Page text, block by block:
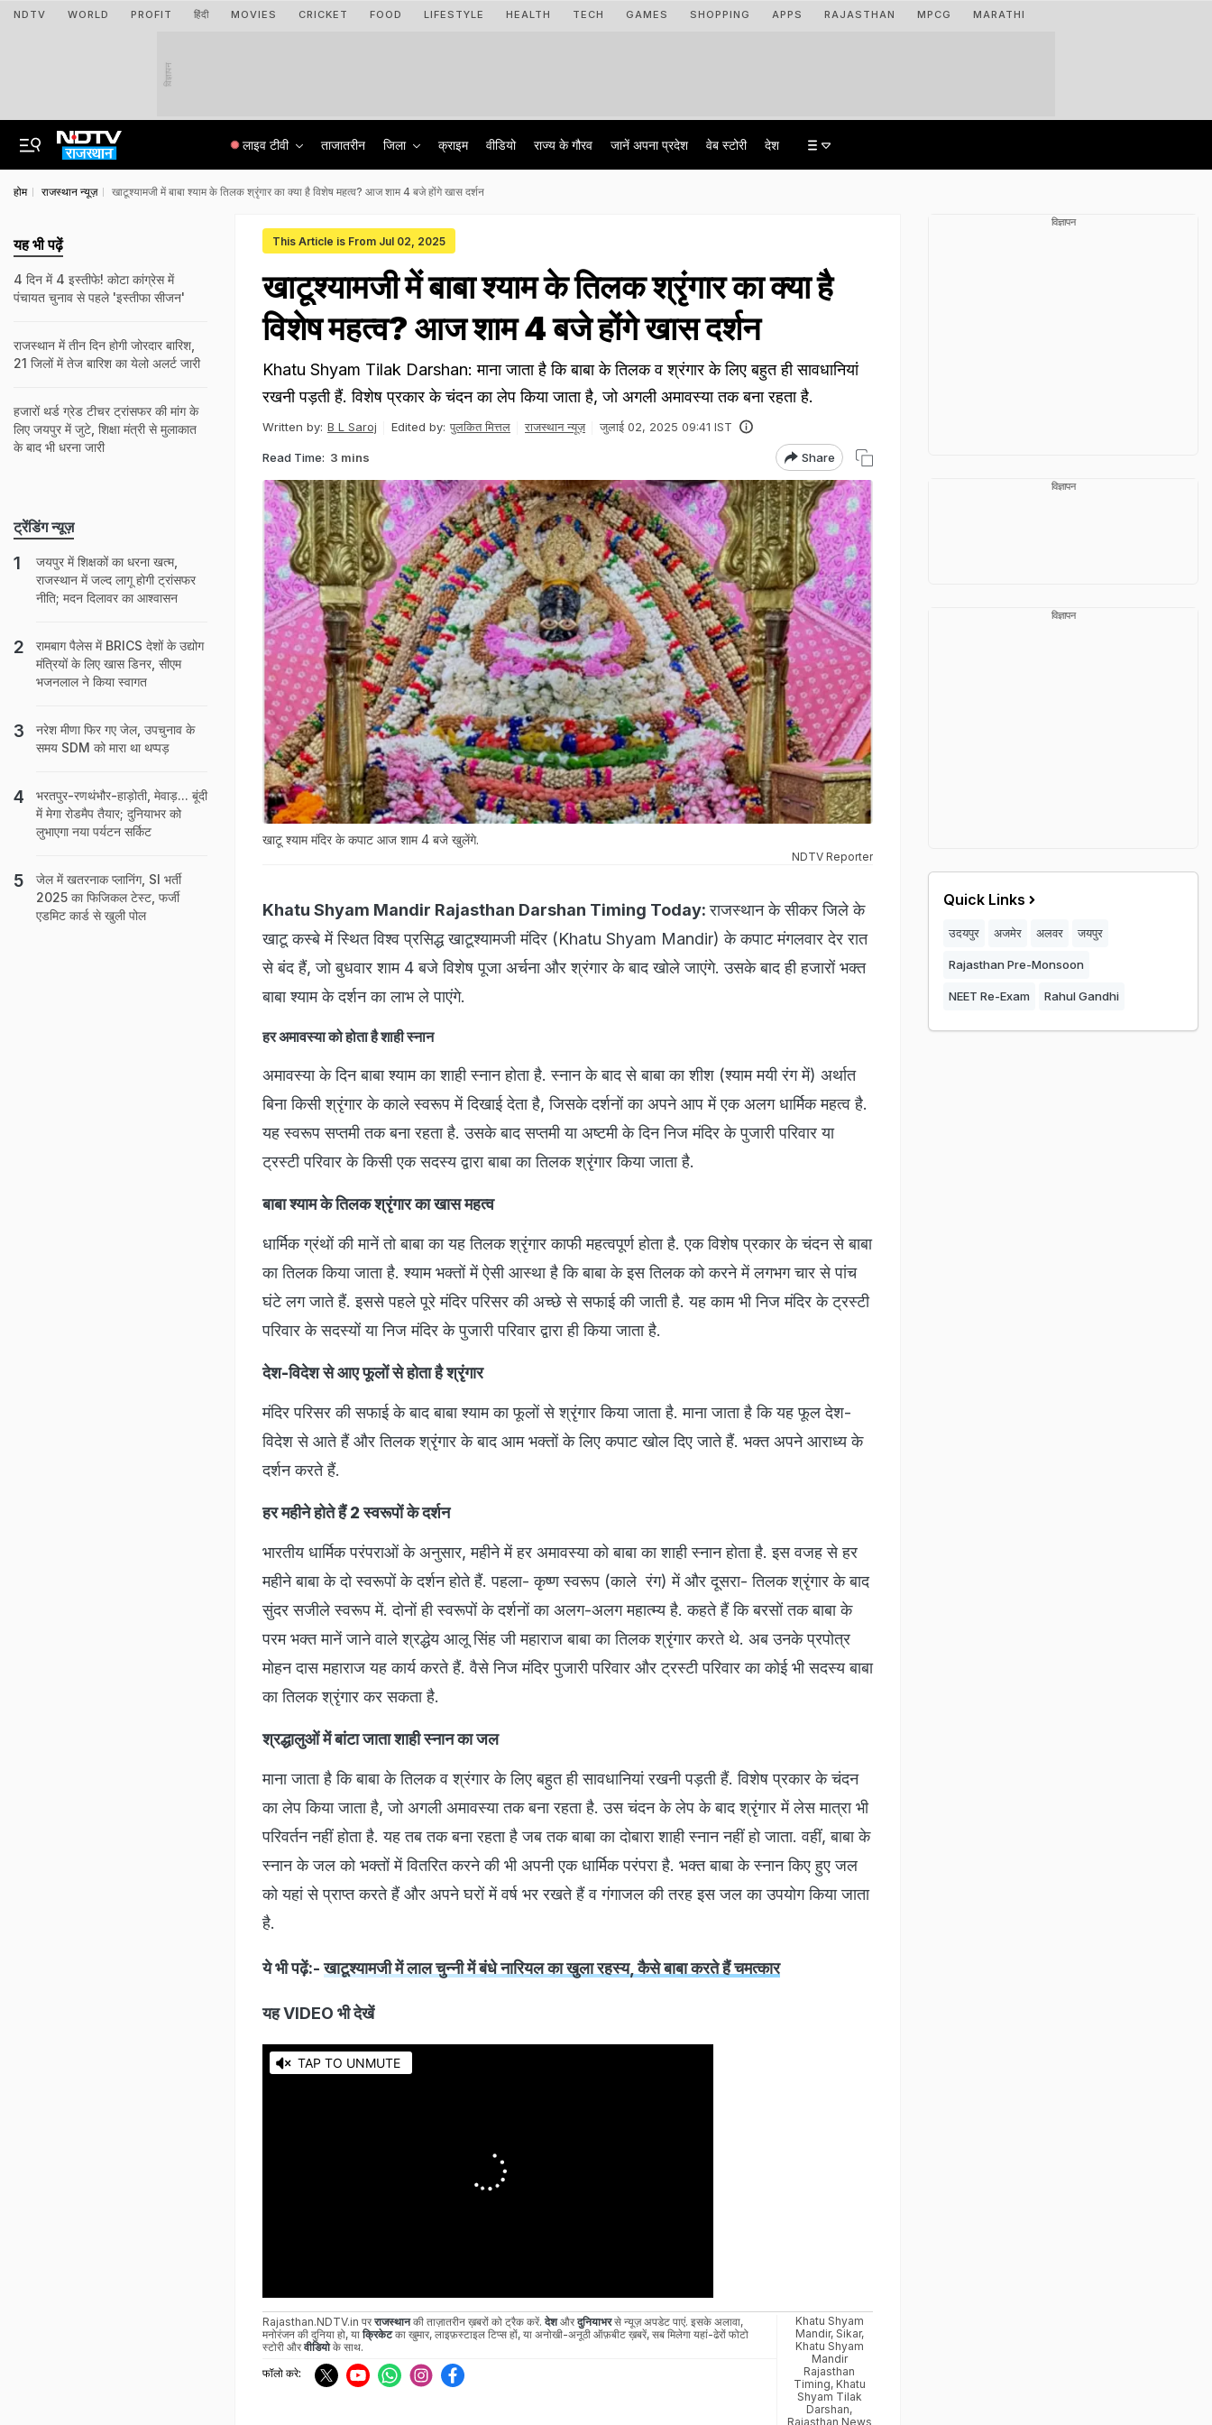
NDTV WORLD PROFIT हिंदी MOVIES CRICKET FOOD LIFESTYLE HEALTH TECH GAMES SHOPPING APPS RAJASTHAN MPCG MARATHI
विज्ञापन
लाइव टीवी ताजातरीन जिला क्राइम वीडियो राज्‍य के गौरव जानें अपना प्रदेश वेब स्टोरी देश
होम राजस्थान न्यूज़ खाटूश्यामजी में बाबा श्याम के तिलक श्रृंगार का क्या है विशेष महत्व? आज शाम 4 बजे होंगे खास दर्शन
This Article is From Jul 02, 2025
खाटूश्यामजी में बाबा श्याम के तिलक श्रृंगार का क्या है
विशेष महत्व? आज शाम 4 बजे होंगे खास दर्शन
Khatu Shyam Tilak Darshan: माना जाता है कि बाबा के तिलक व श्रंगार के लिए बहुत ही सावधानियां
रखनी पड़ती हैं. विशेष प्रकार के चंदन का लेप किया जाता है, जो अगली अमावस्या तक बना रहता है.
Written by: B L Saroj Edited by: पुलकित मित्तल राजस्थान न्यूज़ जुलाई 02, 2025 09:41 IST
Read Time: 3 mins Share
खाटू श्याम मंदिर के कपाट आज शाम 4 बजे खुलेंगे.
NDTV Reporter
Khatu Shyam Mandir Rajasthan Darshan Timing Today:राजस्थान के सीकर जिले के
खाटू कस्बे में स्थित विश्व प्रसिद्ध खाटूश्यामजी मंदिर (Khatu Shyam Mandir) के कपाट मंगलवार देर रात
से बंद हैं, जो बुधवार शाम 4 बजे विशेष पूजा अर्चना और श्रंगार के बाद खोले जाएंगे. उसके बाद ही हजारों भक्त
बाबा श्याम के दर्शन का लाभ ले पाएंगे.
हर अमावस्या को होता है शाही स्नान
अमावस्या के दिन बाबा श्याम का शाही स्नान होता है. स्नान के बाद से बाबा का शीश (श्याम मयी रंग में) अर्थात
बिना किसी श्रृंगार के काले स्वरूप में दिखाई देता है, जिसके दर्शनों का अपने आप में एक अलग धार्मिक महत्व है.
यह स्वरूप सप्तमी तक बना रहता है. उसके बाद सप्तमी या अष्टमी के दिन निज मंदिर के पुजारी परिवार या
ट्रस्टी परिवार के किसी एक सदस्य द्वारा बाबा का तिलक श्रृंगार किया जाता है.
बाबा श्याम के तिलक श्रृंगार का खास महत्व
धार्मिक ग्रंथों की मानें तो बाबा का यह तिलक श्रृंगार काफी महत्वपूर्ण होता है. एक विशेष प्रकार के चंदन से बाबा
का तिलक किया जाता है. श्याम भक्तों में ऐसी आस्था है कि बाबा के इस तिलक को करने में लगभग चार से पांच
घंटे लग जाते हैं. इससे पहले पूरे मंदिर परिसर की अच्छे से सफाई की जाती है. यह काम भी निज मंदिर के ट्रस्टी
परिवार के सदस्यों या निज मंदिर के पुजारी परिवार द्वारा ही किया जाता है.
देश-विदेश से आए फूलों से होता है श्रृंगार
मंदिर परिसर की सफाई के बाद बाबा श्याम का फूलों से श्रृंगार किया जाता है. माना जाता है कि यह फूल देश-
विदेश से आते हैं और तिलक श्रृंगार के बाद आम भक्तों के लिए कपाट खोल दिए जाते हैं. भक्त अपने आराध्य के
दर्शन करते हैं.
हर महीने होते हैं 2 स्वरूपों के दर्शन
भारतीय धार्मिक परंपराओं के अनुसार, महीने में हर अमावस्या को बाबा का शाही स्नान होता है. इस वजह से हर
महीने बाबा के दो स्वरूपों के दर्शन होते हैं. पहला- कृष्ण स्वरूप (काले रंग) में और दूसरा- तिलक श्रृंगार के बाद
सुंदर सजीले स्वरूप में. दोनों ही स्वरूपों के दर्शनों का अलग-अलग महात्म्य है. कहते हैं कि बरसों तक बाबा के
परम भक्त मानें जाने वाले श्रद्धेय आलू सिंह जी महाराज बाबा का तिलक श्रृंगार करते थे. अब उनके प्रपोत्र
मोहन दास महाराज यह कार्य करते हैं. वैसे निज मंदिर पुजारी परिवार और ट्रस्टी परिवार का कोई भी सदस्य बाबा
का तिलक श्रृंगार कर सकता है.
श्रद्धालुओं में बांटा जाता शाही स्नान का जल
माना जाता है कि बाबा के तिलक व श्रंगार के लिए बहुत ही सावधानियां रखनी पड़ती हैं. विशेष प्रकार के चंदन
का लेप किया जाता है, जो अगली अमावस्या तक बना रहता है. उस चंदन के लेप के बाद श्रृंगार में लेस मात्रा भी
परिवर्तन नहीं होता है. यह तब तक बना रहता है जब तक बाबा का दोबारा शाही स्नान नहीं हो जाता. वहीं, बाबा के
स्नान के जल को भक्तों में वितरित करने की भी अपनी एक धार्मिक परंपरा है. भक्त बाबा के स्नान किए हुए जल
को यहां से प्राप्त करते हैं और अपने घरों में वर्ष भर रखते हैं व गंगाजल की तरह इस जल का उपयोग किया जाता
है.
ये भी पढ़ें:-खाटूश्‍यामजी में लाल चुन्नी में बंधे नार‍ियल का खुला रहस्‍य, कैसे बाबा करते हैं चमत्‍कार
यह VIDEO भी देखें
Rajasthan.NDTV.in परराजस्थानकी ताज़ातरीन ख़बरों को ट्रैक करें. देशऔरदुनियाभरसे न्यूज़ अपडेट पाएं. इसके अलावा,
मनोरंजन की दुनिया हो, या क्रिकेटका खुमार, लाइफ़स्टाइल टिप्स हों, या अनोखी-अनूठी ऑफ़बीट ख़बरें, सब मिलेगा यहां-ढेरों फोटो
स्टोरी औरवीडियोके साथ.
फॉलो करे:
Khatu Shyam
Mandir, Sikar,
Khatu Shyam
Mandir
Rajasthan
Timing, Khatu
Shyam Tilak
Darshan,
Rajasthan News
यह भी पढ़ें
4 दिन में 4 इस्तीफे! कोटा कांग्रेस में
पंचायत चुनाव से पहले 'इस्तीफा सीजन'
राजस्‍थान में तीन द‍िन होगी जोरदार बार‍िश,
21 जिलों में तेज बारिश का येलो अलर्ट जारी
हजारों थर्ड ग्रेड टीचर ट्रांसफर की मांग के
लिए जयपुर में जुटे, शिक्षा मंत्री से मुलाकात
के बाद भी धरना जारी
ट्रेंडिंग न्यूज़
जयपुर में शिक्षकों का धरना खत्म,
राजस्थान में जल्द लागू होगी ट्रांसफर
नीति; मदन दिलावर का आश्वासन
रामबाग पैलेस में BRICS देशों के उद्योग
मंत्रियों के लिए खास डिनर, सीएम
भजनलाल ने किया स्वागत
नरेश मीणा फिर गए जेल, उपचुनाव के
समय SDM को मारा था थप्पड़
भरतपुर-रणथंभौर-हाड़ोती, मेवाड़... बूंदी
में मेगा रोडमैप तैयार; दुनियाभर को
लुभाएगा नया पर्यटन सर्किट
जेल में खतरनाक प्लानिंग, SI भर्ती
2025 का फिजिकल टेस्ट, फर्जी
एडमिट कार्ड से खुली पोल
विज्ञापन
विज्ञापन
विज्ञापन
Quick Links
उदयपुर अजमेर अलवर जयपुर
Rajasthan Pre-Monsoon
NEET Re-Exam Rahul Gandhi